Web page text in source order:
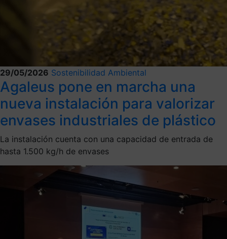
29/05/2026 Sostenibilidad Ambiental
Agaleus pone en marcha una
nueva instalación para valorizar
envases industriales de plástico
La instalación cuenta con una capacidad de entrada de
hasta 1.500 kg/h de envases